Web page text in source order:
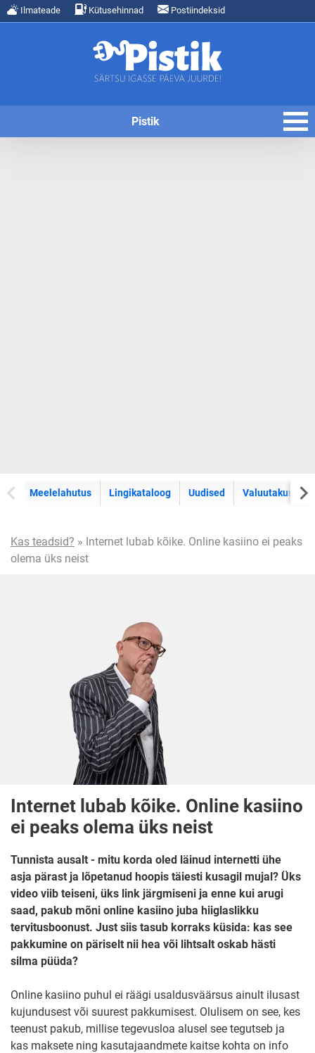
Ilmateade Kütusehinnad Postiindeksid
Pistik
Meelelahutus Lingikataloog Uudised Valuutakursid
Kas teadsid? » Internet lubab kõike. Online kasiino ei peaks
olema üks neist
Internet lubab kõike. Online kasiino
ei peaks olema üks neist
Tunnista ausalt - mitu korda oled läinud internetti ühe
asja pärast ja lõpetanud hoopis täiesti kusagil mujal? Üks
video viib teiseni, üks link järgmiseni ja enne kui arugi
saad, pakub mõni online kasiino juba hiiglaslikku
tervitusboonust. Just siis tasub korraks küsida: kas see
pakkumine on päriselt nii hea või lihtsalt oskab hästi
silma püüda?
Online kasiino puhul ei räägi usaldusväärsus ainult ilusast
kujundusest või suurest pakkumisest. Olulisem on see, kes
teenust pakub, millise tegevusloa alusel see tegutseb ja
kas maksete ning kasutajaandmete kaitse kohta on info